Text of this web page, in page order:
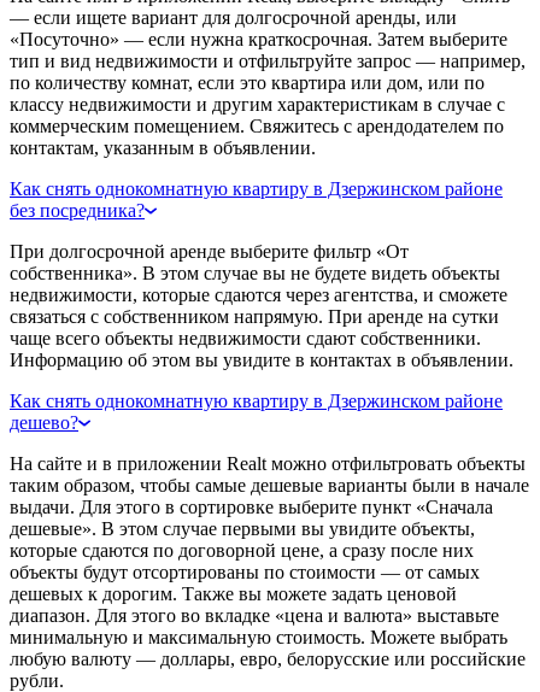
— если ищете вариант для долгосрочной аренды, или
«Посуточно» — если нужна краткосрочная. Затем выберите
тип и вид недвижимости и отфильтруйте запрос — например,
по количеству комнат, если это квартира или дом, или по
классу недвижимости и другим характеристикам в случае с
коммерческим помещением. Свяжитесь с арендодателем по
контактам, указанным в объявлении.
Как снять однокомнатную квартиру в Дзержинском районе
без посредника?
При долгосрочной аренде выберите фильтр «От
собственника». В этом случае вы не будете видеть объекты
недвижимости, которые сдаются через агентства, и сможете
связаться с собственником напрямую. При аренде на сутки
чаще всего объекты недвижимости сдают собственники.
Информацию об этом вы увидите в контактах в объявлении.
Как снять однокомнатную квартиру в Дзержинском районе
дешево?
На сайте и в приложении Realt можно отфильтровать объекты
таким образом, чтобы самые дешевые варианты были в начале
выдачи. Для этого в сортировке выберите пункт «Сначала
дешевые». В этом случае первыми вы увидите объекты,
которые сдаются по договорной цене, а сразу после них
объекты будут отсортированы по стоимости — от самых
дешевых к дорогим. Также вы можете задать ценовой
диапазон. Для этого во вкладке «цена и валюта» выставьте
минимальную и максимальную стоимость. Можете выбрать
любую валюту — доллары, евро, белорусские или российские
рубли.